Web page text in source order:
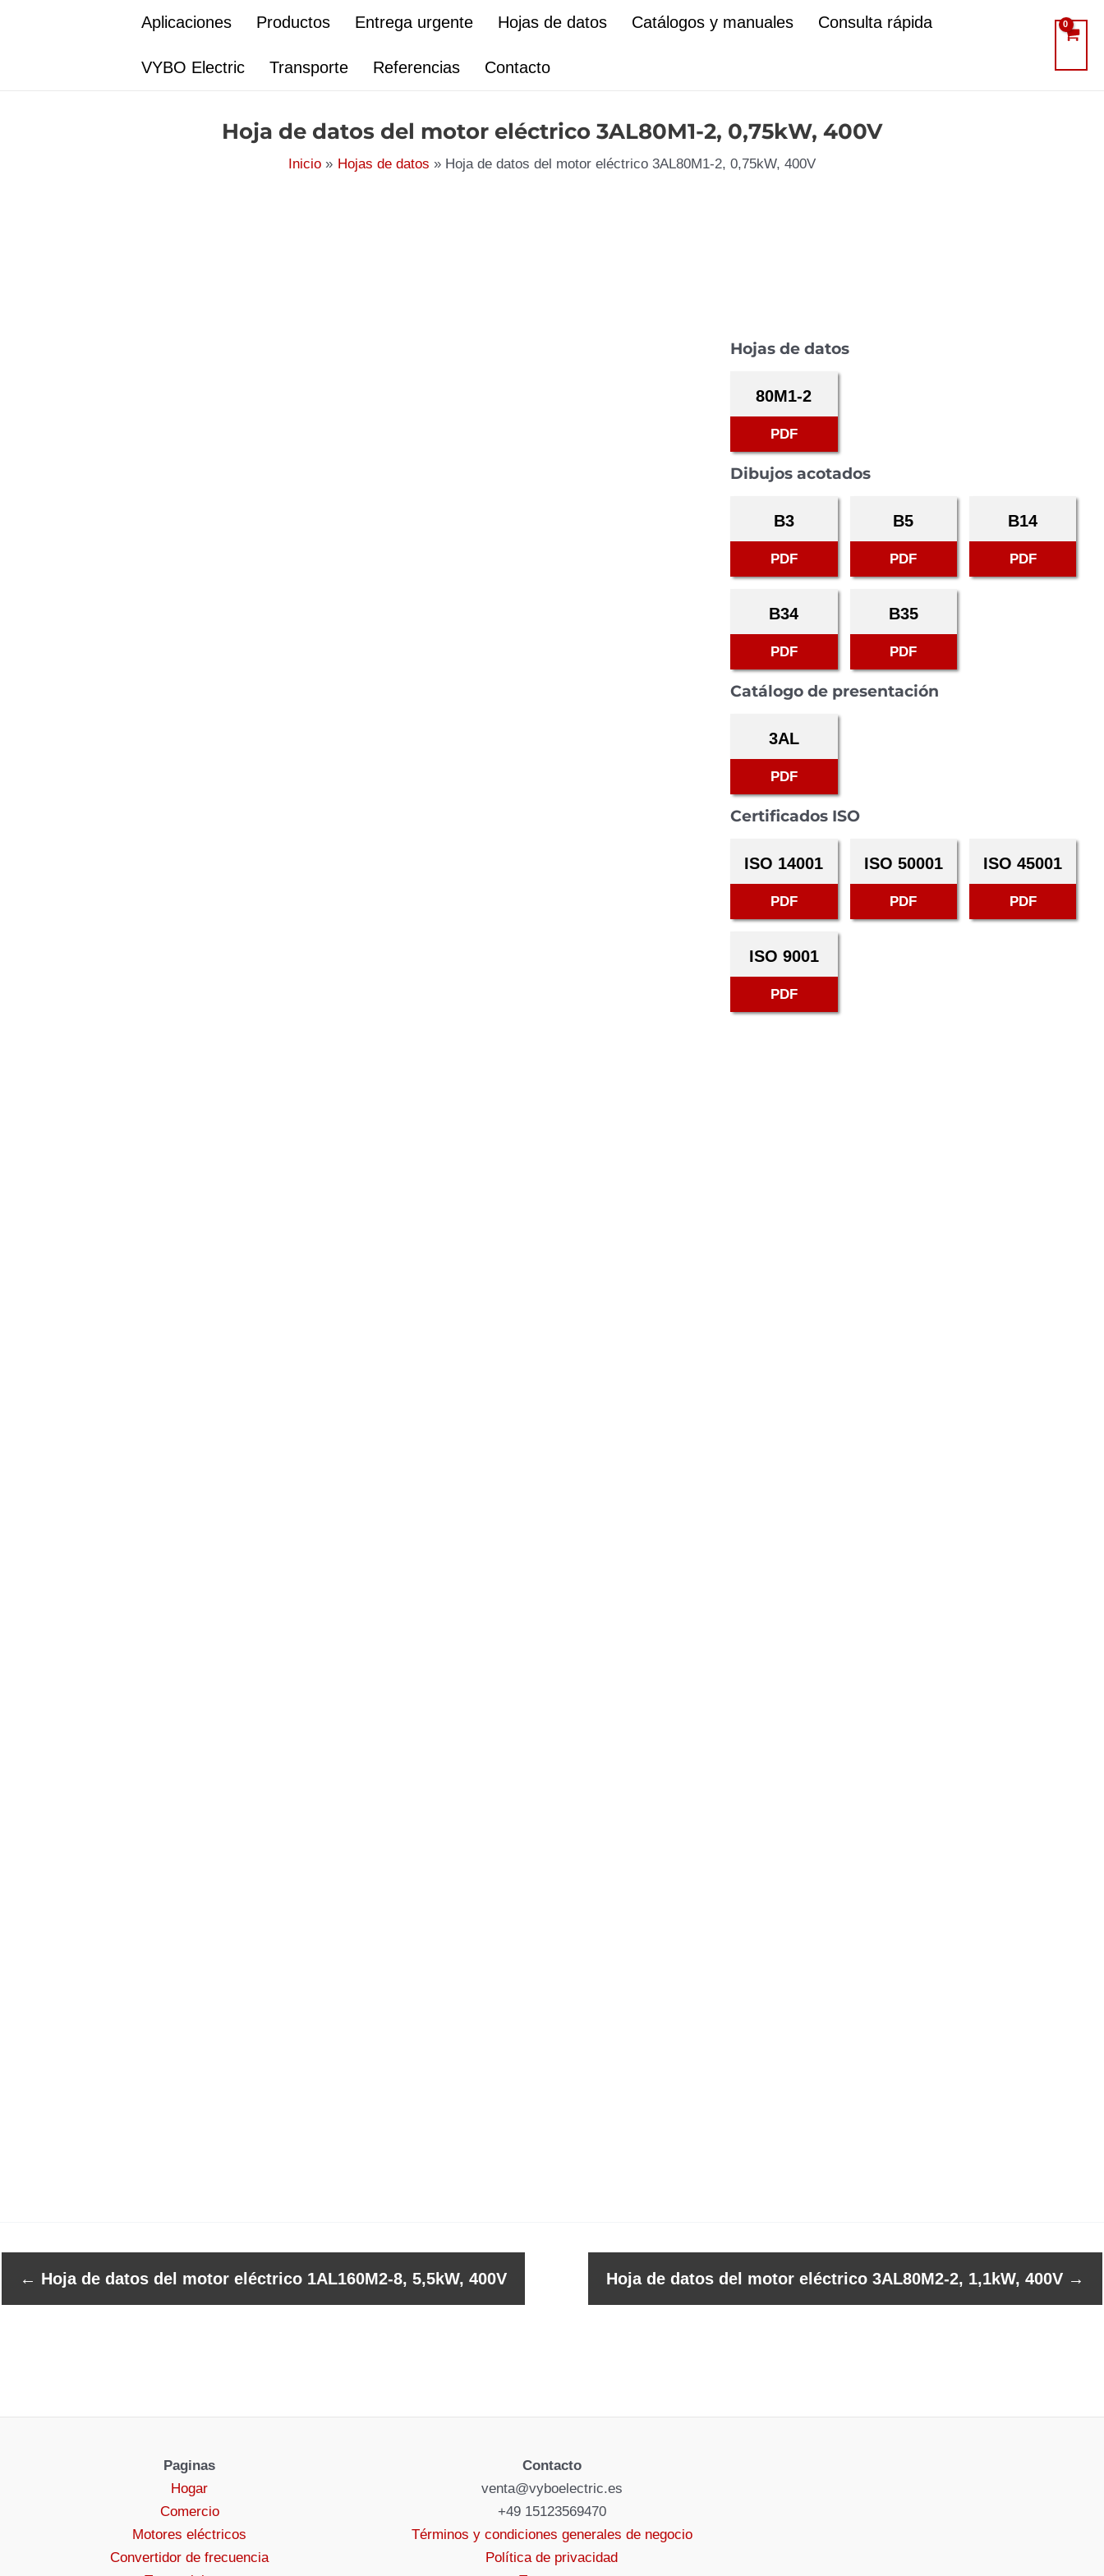
Aplicaciones Productos Entrega urgente Hojas de datos Catálogos y manuales Consulta rápida
VYBO Electric Transporte Referencias Contacto
Hoja de datos del motor eléctrico 3AL80M1-2, 0,75kW, 400V
Inicio Hojas de datos Hoja de datos del motor eléctrico 3AL80M1-2, 0,75kW, 400V
Hojas de datos
80M1-2
PDF
Dibujos acotados
B3
PDF
B5
PDF
B14
PDF
B34
PDF
B35
PDF
Catálogo de presentación
3AL
PDF
Certificados ISO
ISO 14001
PDF
ISO 50001
PDF
ISO 45001
PDF
ISO 9001
PDF
← Hoja de datos del motor eléctrico 1AL160M2-8, 5,5kW, 400V Hoja de datos del motor eléctrico 3AL80M2-2, 1,1kW, 400V →
Paginas
Hogar
Comercio
Motores eléctricos
Convertidor de frecuencia
Contacto
venta@vyboelectric.es
+49 15123569470
Términos y condiciones generales de negocio
Política de privacidad